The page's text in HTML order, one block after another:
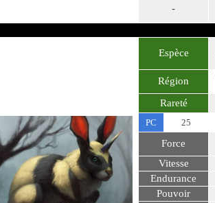
-
Espèce
Région
Rareté
PC
25
Force
Vitesse
Endurance
Pouvoir